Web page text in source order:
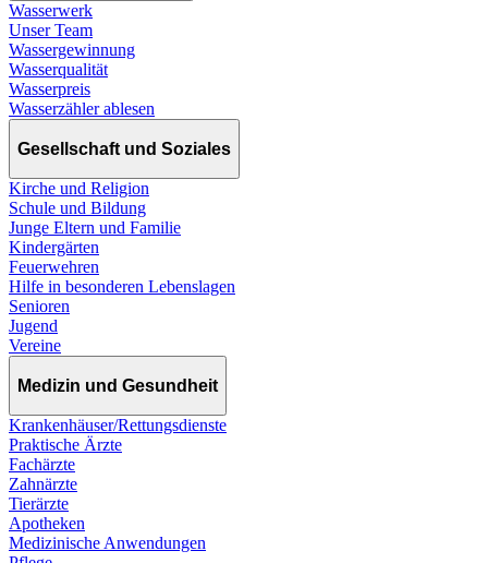
Wasserwerk
Unser Team
Wassergewinnung
Wasserqualität
Wasserpreis
Wasserzähler ablesen
Gesellschaft und Soziales
Kirche und Religion
Schule und Bildung
Junge Eltern und Familie
Kindergärten
Feuerwehren
Hilfe in besonderen Lebenslagen
Senioren
Jugend
Vereine
Medizin und Gesundheit
Krankenhäuser/Rettungsdienste
Praktische Ärzte
Fachärzte
Zahnärzte
Tierärzte
Apotheken
Medizinische Anwendungen